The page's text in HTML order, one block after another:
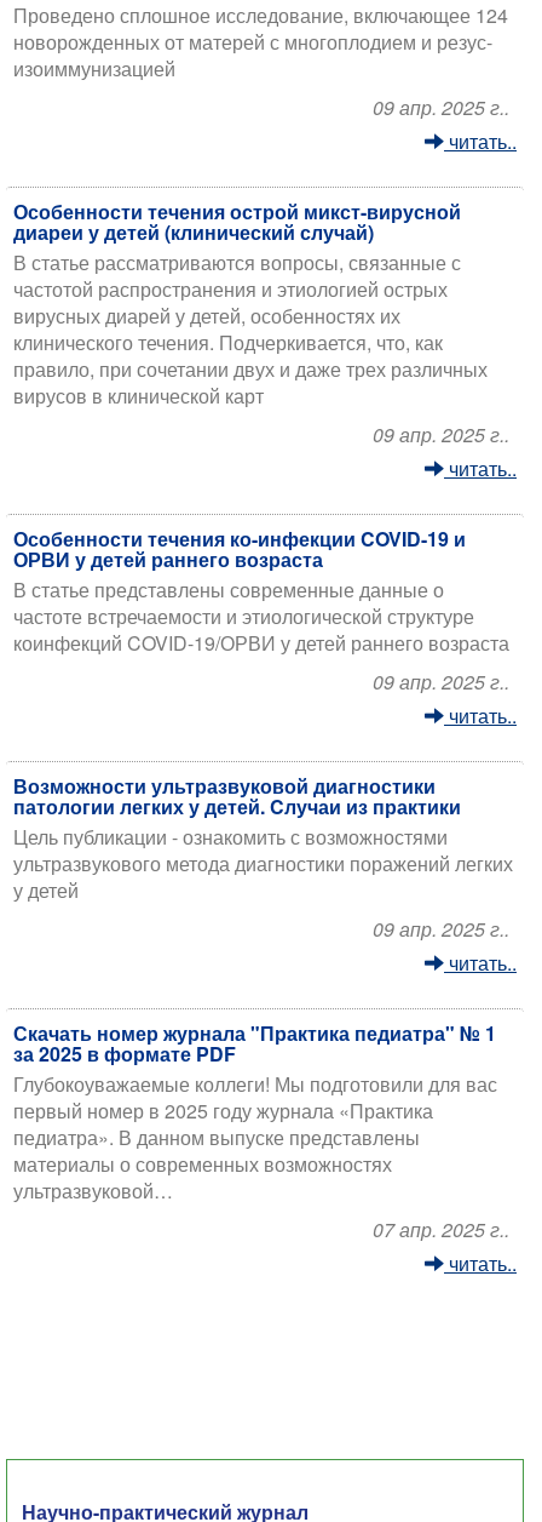
Проведено сплошное исследование, включающее 124
новорожденных от матерей с многоплодием и резус-
изоиммунизацией
09 апр. 2025 г..
читать..
Особенности течения острой микст-вирусной
диареи у детей (клинический случай)
В статье рассматриваются вопросы, связанные с
частотой распространения и этиологией острых
вирусных диарей у детей, особенностях их
клинического течения. Подчеркивается, что, как
правило, при сочетании двух и даже трех различных
вирусов в клинической карт
09 апр. 2025 г..
читать..
Особенности течения ко-инфекции COVID-19 и
ОРВИ у детей раннего возраста
В статье представлены современные данные о
частоте встречаемости и этиологической структуре
коинфекций COVID-19/ОРВИ у детей раннего возраста
09 апр. 2025 г..
читать..
Возможности ультразвуковой диагностики
патологии легких у детей. Cлучаи из практики
Цель публикации - ознакомить с возможностями
ультразвукового метода диагностики поражений легких
у детей
09 апр. 2025 г..
читать..
Скачать номер журнала "Практика педиатра" № 1
за 2025 в формате PDF
Глубокоуважаемые коллеги! Мы подготовили для вас
первый номер в 2025 году журнала «Практика
педиатра». В данном выпуске представлены
материалы о современных возможностях
ультразвуковой…
07 апр. 2025 г..
читать..
Научно-практический журнал